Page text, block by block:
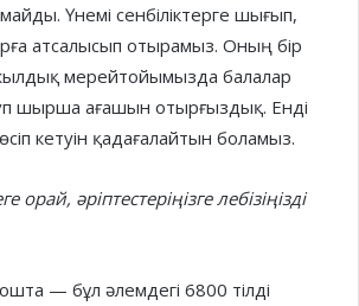
Үнемі сенбіліктерге шығып,
атсалысып отырамыз. Оның бір
жылдық мерейтойымызда балалар
шырша ағашын отырғыздық. Енді
кетуін қадағалайтын боламыз.
орай, әріптестеріңізге лебізіңізді
— бұл әлемдегі 6800 тілді